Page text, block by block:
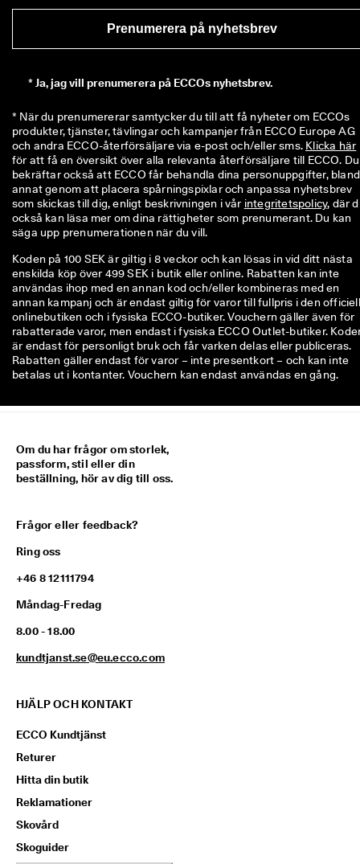
Prenumerera på nyhetsbrev
*Ja, jag vill prenumerera på ECCOs nyhetsbrev.
* När du prenumererar samtycker du till att få nyheter om ECCOs
produkter, tjänster, tävlingar och kampanjer från ECCO Europe AG
och andra ECCO-återförsäljare via e-post och/eller sms. Klicka här
för att få en översikt över alla relevanta återförsäljare till ECCO. Du
bekräftar också att ECCO får behandla dina personuppgifter, bland
annat genom att placera spårningspixlar och anpassa nyhetsbrev
som skickas till dig, enligt beskrivningen i vår integritetspolicy, där
också kan läsa mer om dina rättigheter som prenumerant. Du kan
säga upp prenumerationen när du vill.
Koden på 100 SEK är giltig i 8 veckor och kan lösas in vid ditt nästa
enskilda köp över 499 SEK i butik eller online. Rabatten kan inte
användas ihop med en annan kod och/eller kombineras med en
annan kampanj och är endast giltig för varor till fullpris i den
onlinebutiken och i fysiska ECCO-butiker. Vouchern gäller även för
rabatterade varor, men endast i fysiska ECCO Outlet-butiker.
är endast för personligt bruk och får varken delas eller publiceras.
Rabatten gäller endast för varor – inte presentkort – och kan inte
betalas ut i kontanter. Vouchern kan endast användas en gång.
Om du har frågor om storlek,
passform, stil eller din
beställning, hör av dig till oss.
Frågor eller feedback?
Ring oss
+46 8 12111794
Måndag-Fredag
8.00 - 18.00
kundtjanst.se@eu.ecco.com
HJÄLP OCH KONTAKT
ECCO Kundtjänst
Returer
Hitta din butik
Reklamationer
Skovård
Skoguider